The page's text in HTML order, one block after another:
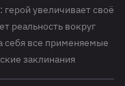
герой увеличивает своё
реальность вокруг
себя все применяемые
заклинания